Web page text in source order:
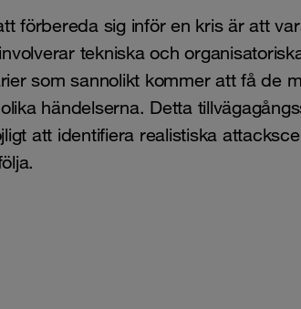
förbereda sig inför en kris är att
tekniska och
som sannolikt kommer att få de
händelserna. Detta
att identifiera realistiska